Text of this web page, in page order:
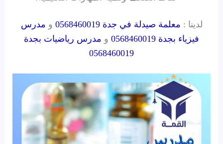
لدينا : معلمة صيدلة في جدة 0568460019 و مدرس
فيزياء بجدة 0568460019
و مدرس رياضيات بجدة
0568460019